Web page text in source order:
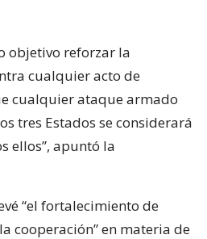
objetivo reforzar la
cualquier acto de
cualquier ataque armado
tres Estados se considerará
ellos”, apuntó la
“el fortalecimiento de
cooperación” en materia de